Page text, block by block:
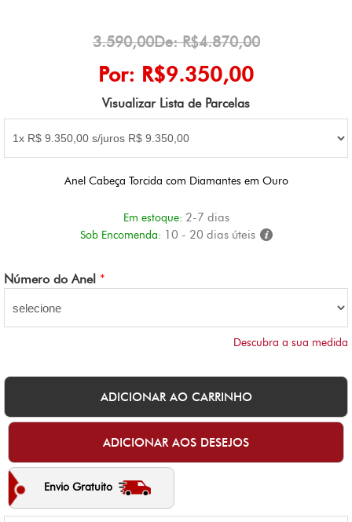
3.590,00De: R$4.870,00
Por: R$9.350,00
Visualizar Lista de Parcelas
Anel Cabeça Torcida com Diamantes em Ouro
Em estoque: 2-7 dias
Sob Encomenda: 10 - 20 dias úteis
Número do Anel *
Descubra a sua medida
Envio Gratuito